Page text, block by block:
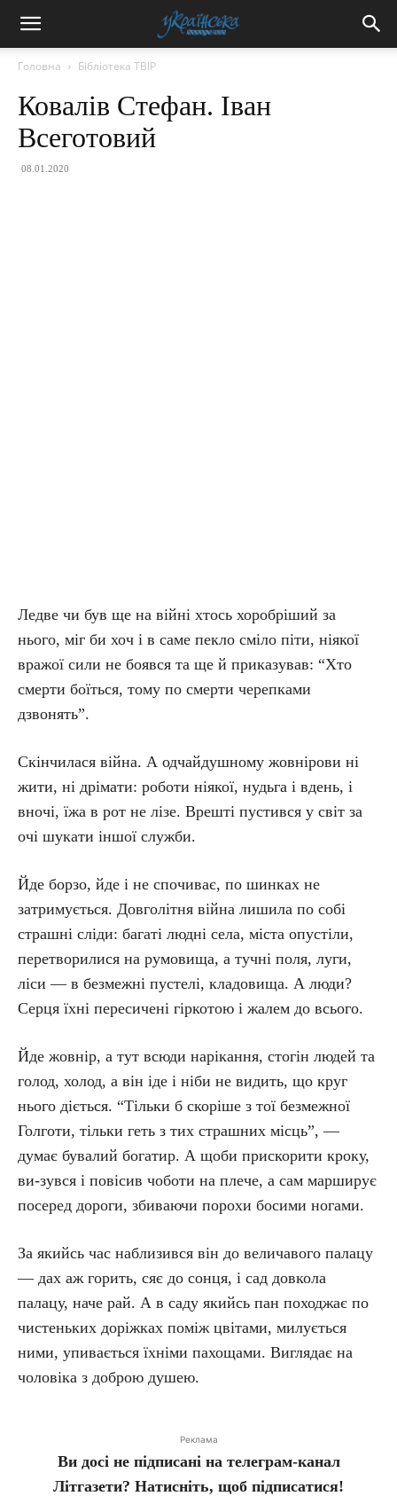
Головна Бібліотека ТВІР
Ковалів Стефан. Іван
Всеготовий
08.01.2020
Ледве чи був ще на війні хтось хоробріший за
нього, міг би хоч і в саме пекло сміло піти, ніякої
вражої сили не боявся та ще й приказував: “Хто
смерти боїться, тому по смерти черепками
дзвонять”.
Скінчилася війна. А одчайдушному жовнірови ні
жити, ні дрімати: роботи ніякої, нудьга і вдень, і
вночі, їжа в рот не лізе. Врешті пустився у світ за
очі шукати іншої служби.
Йде борзо, йде і не спочиває, по шинках не
затримується. Довголітня війна лишила по собі
страшні сліди: багаті людні села, міста опустіли,
перетворилися на румовища, а тучні поля, луги,
ліси — в безмежні пустелі, кладовища. А люди?
Серця їхні пересичені гіркотою і жалем до всього.
Йде жовнір, а тут всюди нарікання, стогін людей та
голод, холод, а він іде і ніби не видить, що круг
нього діється. “Тільки б скоріше з тої безмежної
Голготи, тільки геть з тих страшних місць”, —
думає бувалий богатир. А щоби прискорити кроку,
ви-зувся і повісив чоботи на плече, а сам марширує
посеред дороги, збиваючи порохи босими ногами.
За якийсь час наблизився він до величавого палацу
— дах аж горить, сяє до сонця, і сад довкола
палацу, наче рай. А в саду якийсь пан походжає по
чистеньких доріжках поміж цвітами, милується
ними, упивається їхніми пахощами. Виглядає на
чоловіка з доброю душею.
Реклама
Ви досі не підписані на телеграм-канал
Літгазети? Натисніть, щоб підписатися!